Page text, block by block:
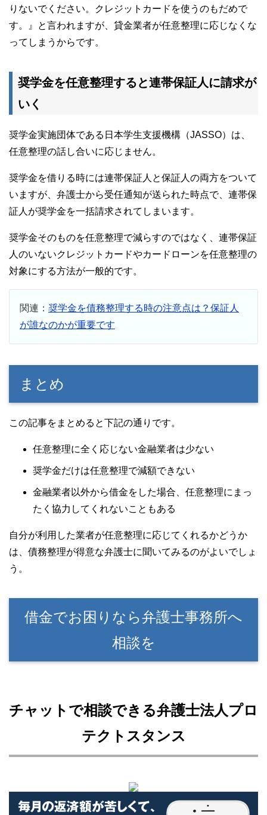
りないでください。クレジットカードを使うのもだめで
す。』と言われますが、貸金業者が任意整理に応じなくな
ってしまうからです。
奨学金を任意整理すると連帯保証人に請求が
いく
奨学金実施団体である日本学生支援機構（JASSO）は、
任意整理の話し合いに応じません。
奨学金を借りる時には連帯保証人と保証人の両方をついて
いますが、弁護士から受任通知が送られた時点で、連帯保
証人が奨学金を一括請求されてしまいます。
奨学金そのものを任意整理で減らすのではなく、連帯保証
人のいないクレジットカードやカードローンを任意整理の
対象にする方法が一般的です。
関連： 奨学金を債務整理する時の注意点は？保証人
が誰なのかが重要です
まとめ
この記事をまとめると下記の通りです。
任意整理に全く応じない金融業者は少ない
奨学金だけは任意整理で減額できない
金融業者以外から借金をした場合、任意整理にまっ
たく協力してくれないこともある
自分が利用した業者が任意整理に応じてくれるかどうか
は、債務整理が得意な弁護士に聞いてみるのがよいでしょ
う。
借金でお困りなら弁護士事務所へ
相談を
チャットで相談できる弁護士法人プロ
テクトスタンス